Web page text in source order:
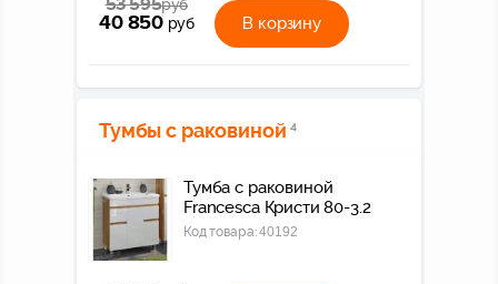
53 595руб
40 850 руб В корзину
Тумбы с раковиной 4
Тумба с раковиной
Francesca Кристи 80-3.2
Код товара:40192